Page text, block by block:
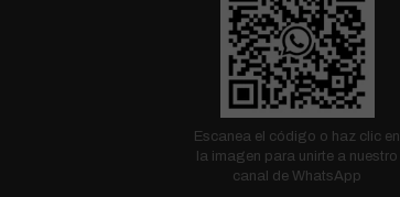
Escanea el código o haz clic en
la imagen para unirte a nuestro
canal de WhatsApp